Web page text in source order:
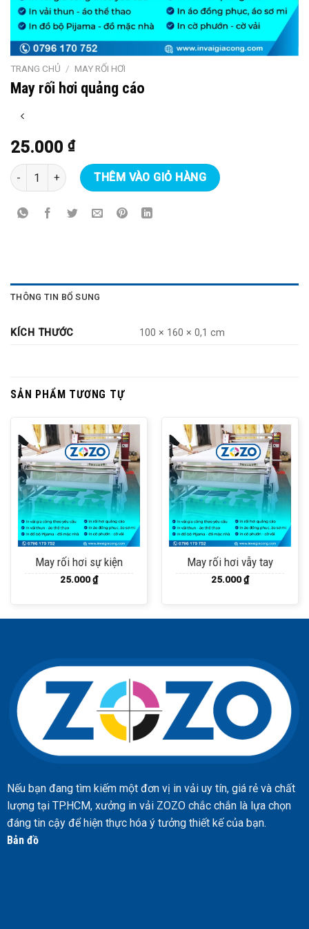
TRANG CHỦ / MAY RỐI HƠI
May rối hơi quảng cáo
25.000 ₫
May rối hơi quảng cáo số lượng
THÊM VÀO GIỎ HÀNG
THÔNG TIN BỔ SUNG
KÍCH THƯỚC 100 × 160 × 0,1 cm
SẢN PHẨM TƯƠNG TỰ
May rối hơi sự kiện
25.000₫
May rối hơi vẫy tay
25.000₫
Nếu bạn đang tìm kiếm một đơn vị in vải uy tín, giá rẻ và chất
lượng tại TP.HCM, xưởng in vải ZOZO chắc chắn là lựa chọn
đáng tin cậy để hiện thực hóa ý tưởng thiết kế của bạn.
Bản đồ